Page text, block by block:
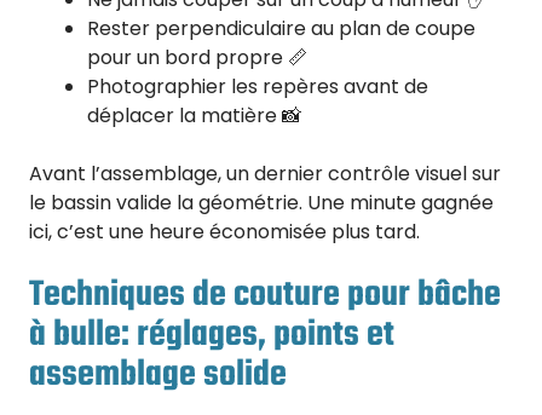
Rester perpendiculaire au plan de coupe
pour un bord propre 📏
Photographier les repères avant de
déplacer la matière 📸
Avant l’assemblage, un dernier contrôle visuel sur
le bassin valide la géométrie. Une minute gagnée
ici, c’est une heure économisée plus tard.
Techniques de couture pour bâche
à bulle: réglages, points et
assemblage solide